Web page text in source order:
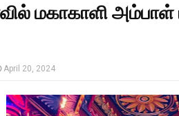
மகாகாளி அம்பாள்
April 20, 2024